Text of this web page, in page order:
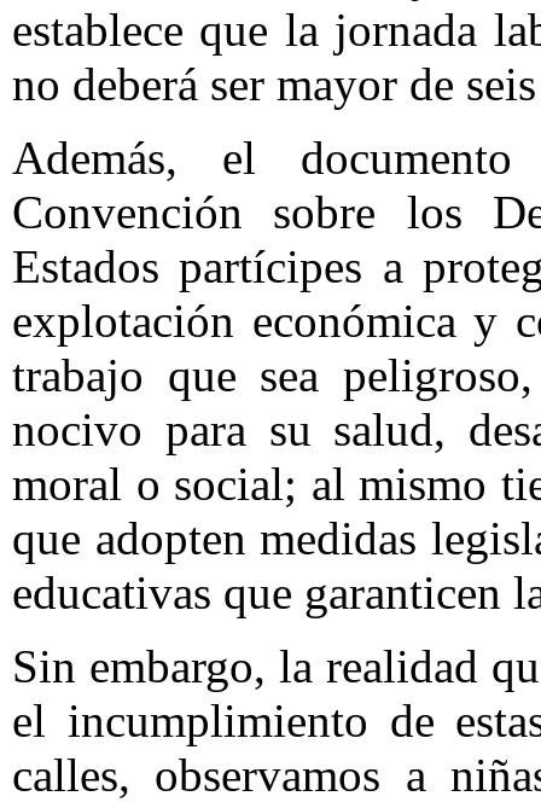
establece que la jornada
no deberá ser mayor de
Además, el
Convención sobre los
Estados partícipes a
explotación económica y
trabajo que sea
nocivo para su salud,
moral o social; al mismo
que adopten medidas
educativas que garanticen
Sin embargo, la realidad
el incumplimiento de
calles, observamos a